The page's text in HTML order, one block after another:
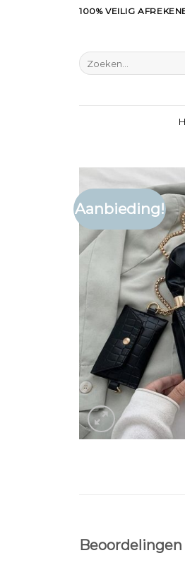
100% VEILIG
Zoeken
naar:
Aanbieding!
Beoordelingen